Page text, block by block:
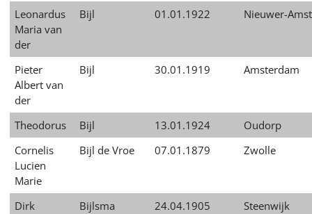
Leonardus
Maria van
der
Bijl 01.01.1922 Nieuwer-
Pieter
Albert van
der
Bijl 30.01.1919 Amsterdam
Theodorus Bijl 13.01.1924
Oudorp
Cornelis
Lucien
Marie
Bijl de Vroe 07.01.1879 Zwolle
Dirk Bijlsma 24.04.1905
Steenwijk